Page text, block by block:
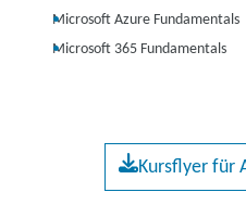
Microsoft Azure Fundamentals
Microsoft 365 Fundamentals
Kursflyer für